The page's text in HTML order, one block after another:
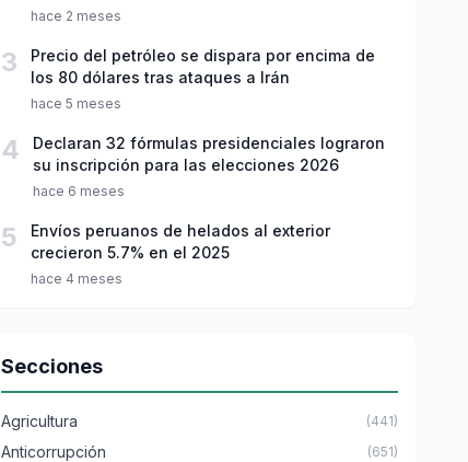
hace 2 meses
3
Precio del petróleo se dispara por encima de
los 80 dólares tras ataques a Irán
hace 5 meses
4
Declaran 32 fórmulas presidenciales lograron
su inscripción para las elecciones 2026
hace 6 meses
5
Envíos peruanos de helados al exterior
crecieron 5.7% en el 2025
hace 4 meses
Secciones
Agricultura (441)
Anticorrupción (651)